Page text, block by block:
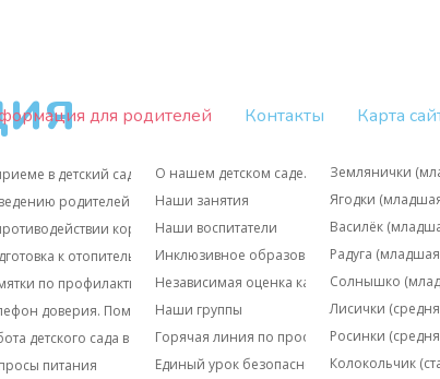
государственный контроль
процесса. Доступная среда
для родителей
в детский сад
родителей
коррупции
к отопительному сезону 2025 - 2026 год
по профилактике коронавируса
доверия. Помощь детям.
детского сада в режиме свободного посещения
питания
О нашем детском саде...
Наши занятия
Наши воспитатели
Бабочкина
Бережная Анна
Бубнова
Булатова
Жучкова Ольга
Иванова
Казнина Ольга
Киселева Юлия
Инклюзивное образование
Независимая оценка качества
Наши группы
Землянички
Ягодки
Василёк
Радуга
Солнышко
Лисички
Росинки
Колокольчик
Горячая линия по профилактике вирусных
Единый урок безопасности
Контакты Карта
группы